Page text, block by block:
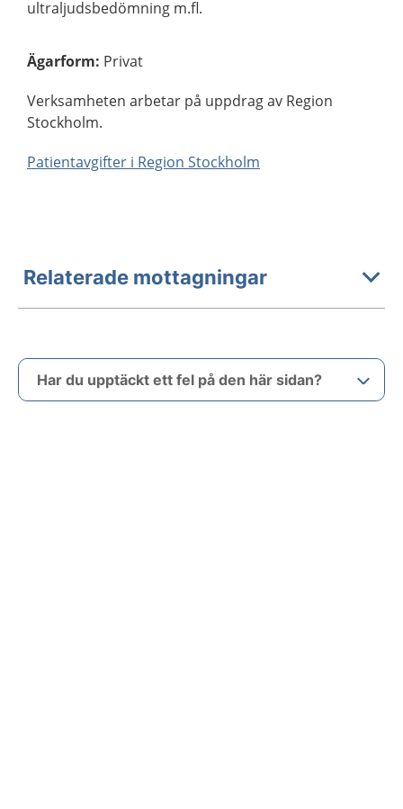
ultraljudsbedömning m.fl.
Ägarform: Privat
Verksamheten arbetar på uppdrag av Region
Stockholm.
Patientavgifter i Region Stockholm
Relaterade mottagningar
Har du upptäckt ett fel på den här sidan?